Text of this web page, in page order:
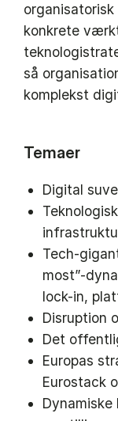
konkrete
så
komplekst
Temaer
Digital
Tech-
most”-
lock-in,
Disruption
Det
Europas
Eurostack